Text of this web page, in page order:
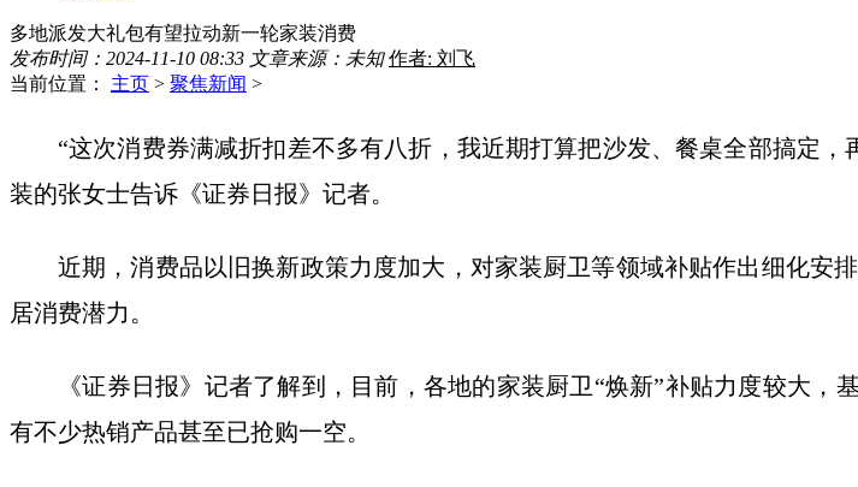
多地派发大礼包有望拉动新一轮家装消费
发布时间：2024-11-10 08:33 文章来源：未知 作者: 刘飞
当前位置： 主页 > 聚焦新闻 >
“这次消费券满减折扣差不多有八折，我近期打算把沙发、餐桌全部搞定
装的张女士告诉《证券日报》记者。
近期，消费品以旧换新政策力度加大，对家装厨卫等领域补贴作出细化安
居消费潜力。
《证券日报》记者了解到，目前，各地的家装厨卫“焕新”补贴力度较大
有不少热销产品甚至已抢购一空。